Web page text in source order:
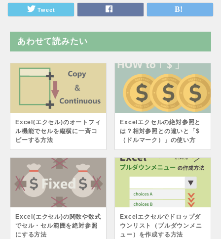
Tweet
あわせて読みたい
Excel(エクセル)のオートフィ
ル機能でセルを縦横に一斉コ
ピーする方法
Excelエクセルの絶対参照と
は？相対参照との違いと「$
（ドルマーク）」の使い方
Excel(エクセル)の関数や数式
でセル・セル範囲を絶対参照
にする方法
Excelエクセルでドロップダ
ウンリスト（プルダウンメニ
ュー）を作成する方法